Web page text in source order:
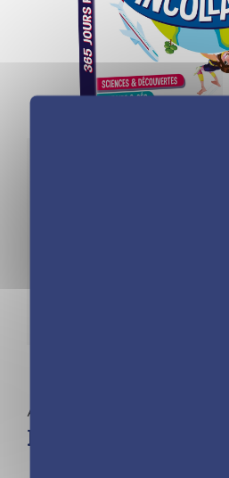
Aucune catégorie
L’almanach des